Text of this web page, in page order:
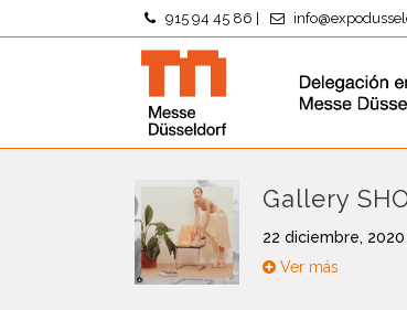
915 94 45 86
Gallery
22 diciembre, 2020
Ver más